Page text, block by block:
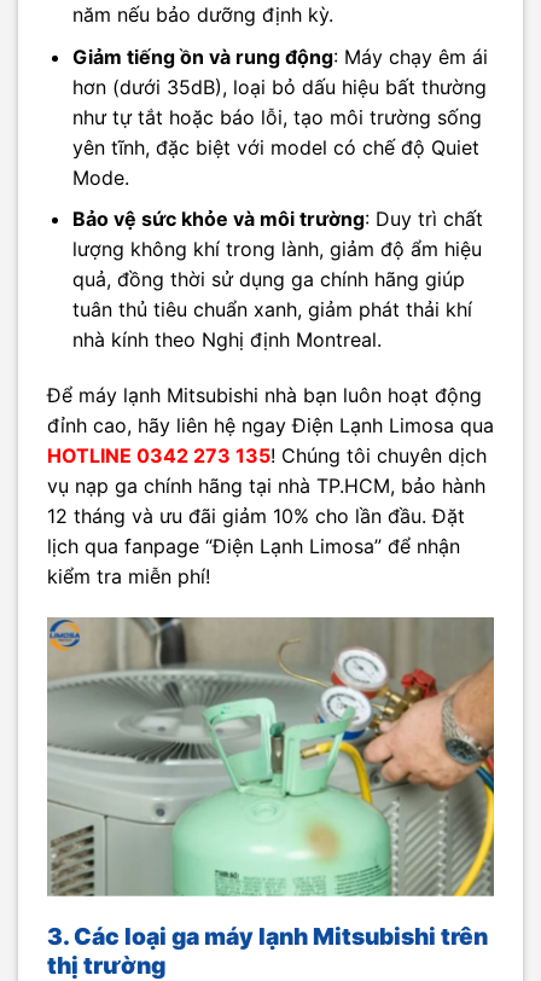
năm nếu bảo dưỡng định kỳ.
Giảm tiếng ồn và rung động: Máy chạy êm ái
hơn (dưới 35dB), loại bỏ dấu hiệu bất thường
như tự tắt hoặc báo lỗi, tạo môi trường sống
yên tĩnh, đặc biệt với model có chế độ Quiet
Mode.
Bảo vệ sức khỏe và môi trường: Duy trì chất
lượng không khí trong lành, giảm độ ẩm hiệu
quả, đồng thời sử dụng ga chính hãng giúp
tuân thủ tiêu chuẩn xanh, giảm phát thải khí
nhà kính theo Nghị định Montreal.
Để máy lạnh Mitsubishi nhà bạn luôn hoạt động
đỉnh cao, hãy liên hệ ngay Điện Lạnh Limosa qua
HOTLINE 0342 273 135! Chúng tôi chuyên dịch
vụ nạp ga chính hãng tại nhà TP.HCM, bảo hành
12 tháng và ưu đãi giảm 10% cho lần đầu. Đặt
lịch qua fanpage “Điện Lạnh Limosa” để nhận
kiểm tra miễn phí!
3. Các loại ga máy lạnh Mitsubishi trên
thị trường